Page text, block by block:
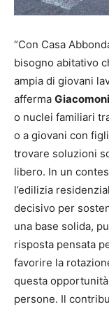
“Con Casa
bisogno abitativo
ampia di giovani
afferma Giacomoni
o nuclei familiari
o a giovani con
trovare soluzioni
libero. In un
l’edilizia
decisivo per
una base solida,
risposta pensata
favorire la
questa
persone. Il